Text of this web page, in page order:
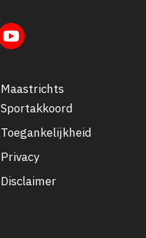
Maastrichts
Sportakkoord
Toegankelijkheid
Privacy
Disclaimer